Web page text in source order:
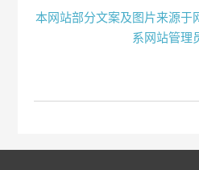
本网站部分文案及图片来源于
系网站管理